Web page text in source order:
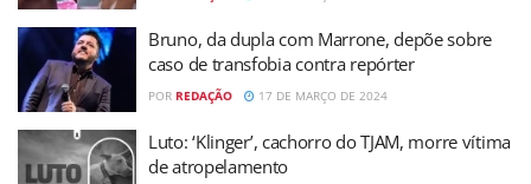
Bruno, da dupla com Marrone, depõe sobre
caso de transfobia contra repórter
POR REDAÇÃO 17 DE MARÇO DE 2024
Luto: ‘Klinger’, cachorro do TJAM, morre vítima
de atropelamento